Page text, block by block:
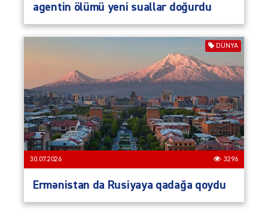
agentin ölümü yeni suallar doğurdu
DÜNYA
30.07.2026 3296
Ermənistan da Rusiyaya qadağa qoydu